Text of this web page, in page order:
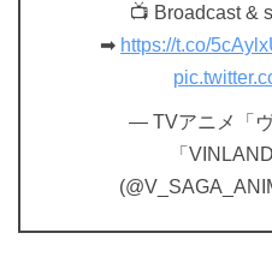
📺 Broadcast &
➡ https://t.co/
— TVアニメ「
「